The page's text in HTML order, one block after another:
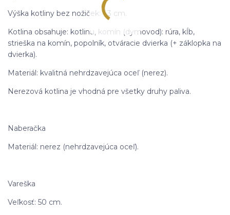
Výška kotliny bez nožiček: 43 cm.
Kotlina obsahuje: kotlinu, komín (dymovod): rúra, kĺb,
strieška na komín, popolník, otváracie dvierka (+ záklopka na
dvierka).
Materiál: kvalitná nehrdzavejúca oceľ (nerez).
Nerezová kotlina je vhodná pre všetky druhy paliva.
Naberačka
Materiál: nerez (nehrdzavejúca oceľ).
Vareška
Veľkosť: 50 cm.